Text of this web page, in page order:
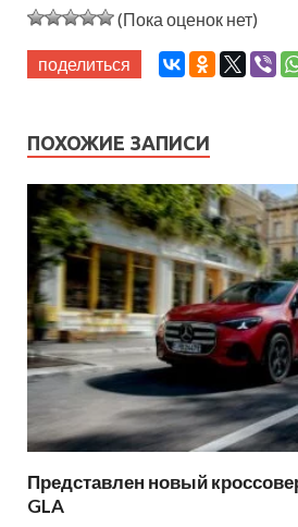
(Пока оценок нет)
поделиться
ПОХОЖИЕ ЗАПИСИ
Представлен новый
GLA